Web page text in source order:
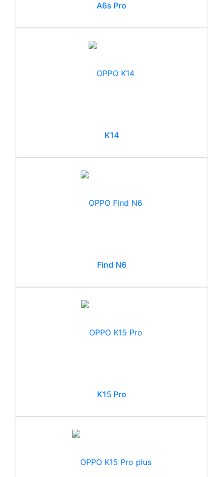
A6s Pro
K14
Find N6
K15 Pro